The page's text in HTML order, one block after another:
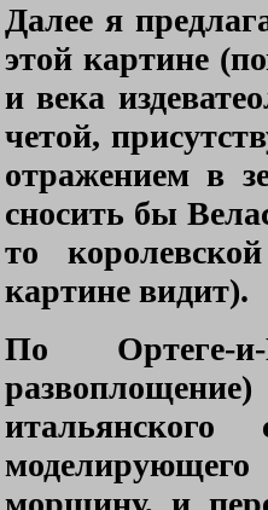
Далее я
этой картине
и века
четой,
отражением в
сносить бы
то
картине видит).
По Ортеге-и-
итальянского